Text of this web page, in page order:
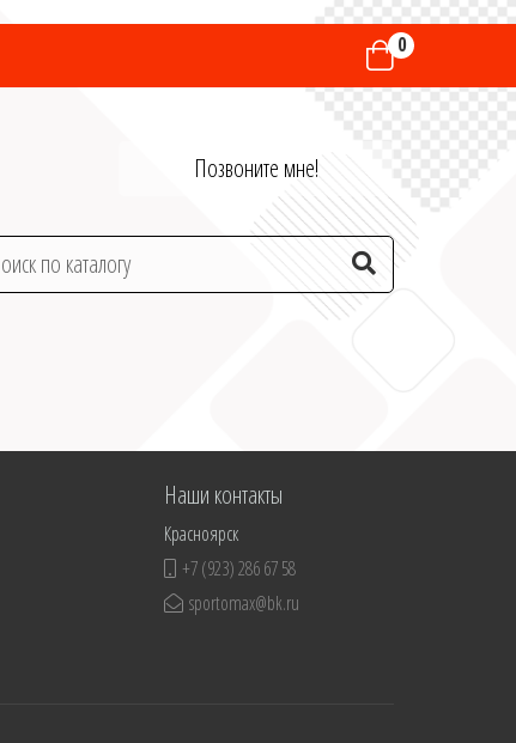
0
Позвоните мне!
Наши контакты
Красноярск
+7 (923) 286 67 58
sportomax@bk.ru